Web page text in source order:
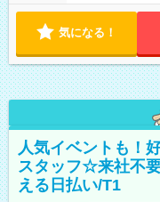
気になる！
人気イベントも！
スタッフ☆来社不
える日払い/T1